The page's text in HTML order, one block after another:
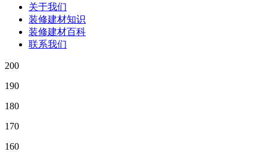
关于我们
装修建材知识
装修建材百科
联系我们
200
190
180
170
160